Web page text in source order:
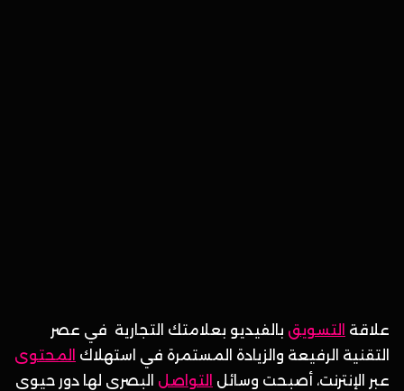
علاقة التسويق بالفيديو بعلامتك التجارية في عصر
التقنية الرفيعة والزيادة المستمرة في استهلاك المحتوى
عبر الإنترنت، أصبحت وسائل التواصل البصري لها دور حيوي